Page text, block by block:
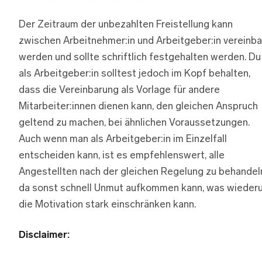
Der Zeitraum der unbezahlten Freistellung kann
zwischen Arbeitnehmer:in und Arbeitgeber:in
werden und sollte schriftlich festgehalten werden. Du
als Arbeitgeber:in solltest jedoch im Kopf behalten,
dass die Vereinbarung als Vorlage für andere
Mitarbeiter:innen dienen kann, den gleichen Anspruch
geltend zu machen, bei ähnlichen Voraussetzungen.
Auch wenn man als Arbeitgeber:in im Einzelfall
entscheiden kann, ist es empfehlenswert, alle
Angestellten nach der gleichen Regelung zu
da sonst schnell Unmut aufkommen kann, was
die Motivation stark einschränken kann.
Disclaimer: